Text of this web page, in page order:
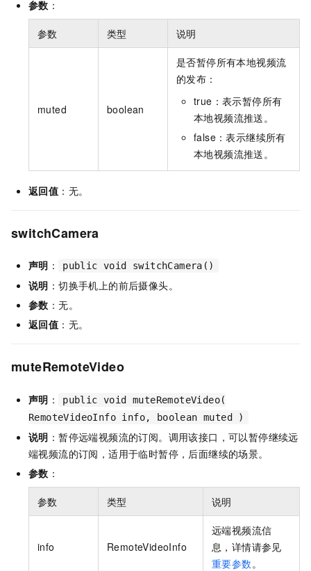
参数 ：
参数 类型 说明
muted boolean
是否暂停所有本地视频流
的发布：
true：表示暂停所有
本地视频流推送。
false：表示继续所有
本地视频流推送。
返回值 ：无。
switchCamera
声明 ： public void switchCamera()
说明 ：切换手机上的前后摄像头。
参数 ：无。
返回值 ：无。
muteRemoteVideo
声明 ：
public void muteRemoteVideo(
RemoteVideoInfo info, boolean muted )
说明 ：暂停远端视频流的订阅。调用该接口，可以暂停继续远
端视频流的订阅，适用于临时暂停，后面继续的场景。
参数 ：
参数 类型 说明
info RemoteVideoInfo
远端视频流信
息，详情请参见
重要参数 。